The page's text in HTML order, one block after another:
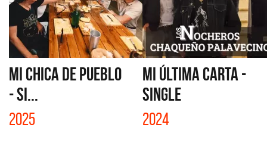
MI CHICA DE PUEBLO
- SI...
2025
MI ÚLTIMA CARTA -
SINGLE
2024